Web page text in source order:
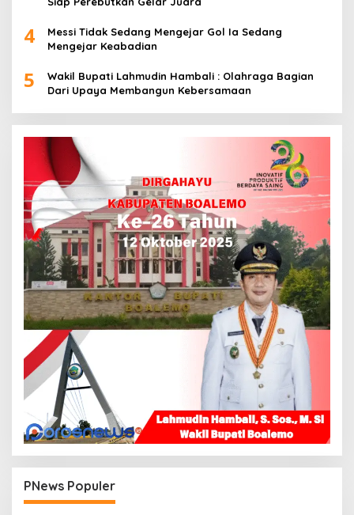
4
Messi Tidak Sedang Mengejar Gol Ia Sedang
Mengejar Keabadian
5
Wakil Bupati Lahmudin Hambali : Olahraga Bagian
Dari Upaya Membangun Kebersamaan
PNews Populer